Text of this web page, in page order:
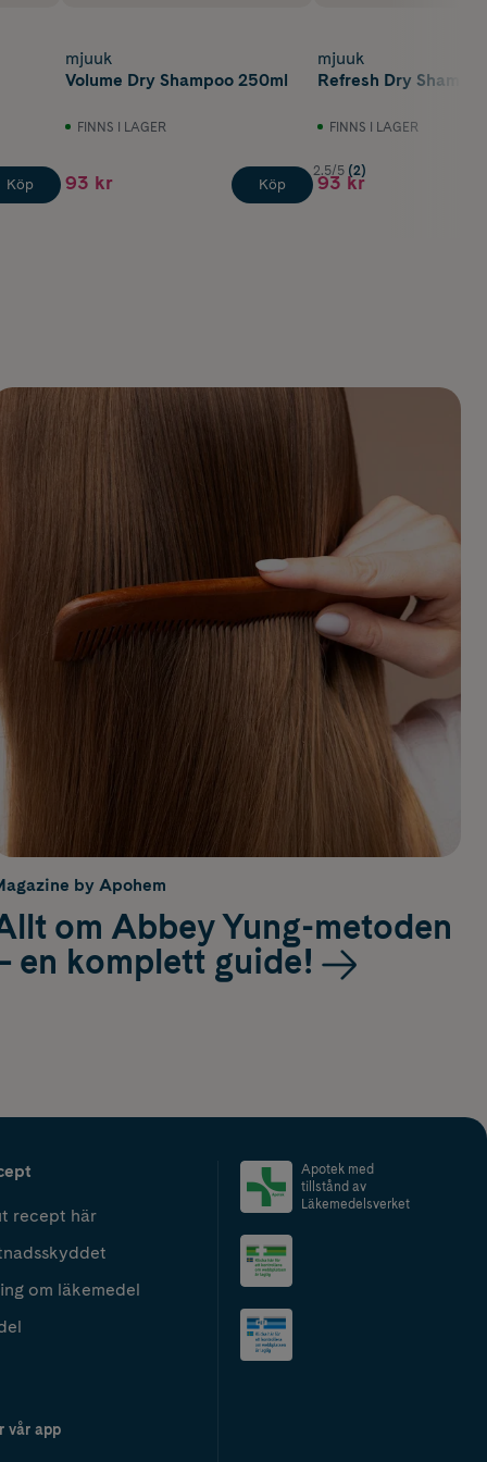
Köp
mjuuk
Volume Dry Shampoo 250ml
FINNS I LAGER
93 kr Köp
mjuuk
Refresh Dry
FINNS I LAGER
2.5/5 (2)
93 kr
by Apohem
om Abbey Yung-metoden
en komplett guide!
recept här
om läkemedel
vår app
Apotek med
tillstånd av
Läkemedelsverket